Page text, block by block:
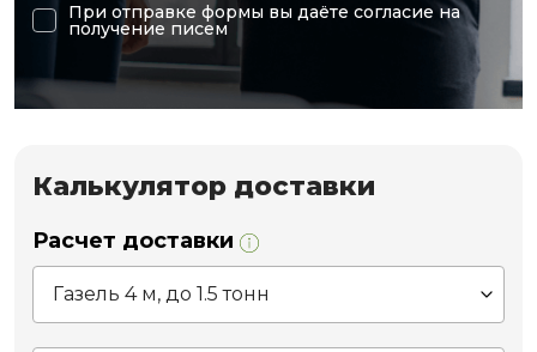
При отправке формы вы даёте согласие на
получение писем
Калькулятор доставки
Расчет доставки